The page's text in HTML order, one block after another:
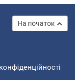
На початок